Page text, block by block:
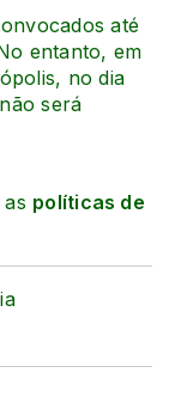
até
entanto, em
no dia
será
políticas de